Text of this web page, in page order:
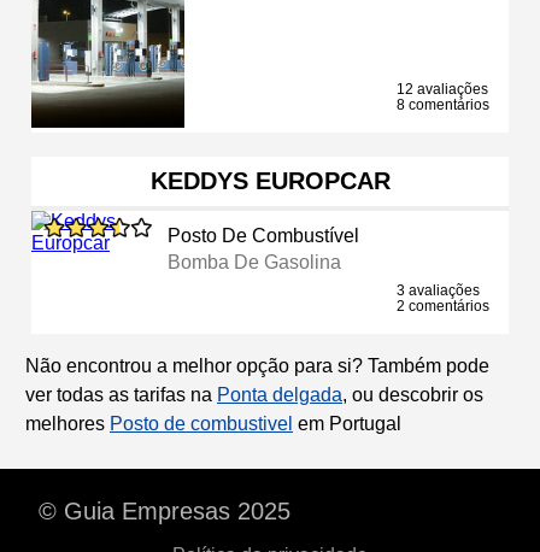
12 avaliações
8 comentários
KEDDYS EUROPCAR
Posto De Combustível
Bomba De Gasolina
3 avaliações
2 comentários
Não encontrou a melhor opção para si? Também pode
ver todas as tarifas na Ponta delgada, ou descobrir os
melhores Posto de combustivel em Portugal
© Guia Empresas 2025